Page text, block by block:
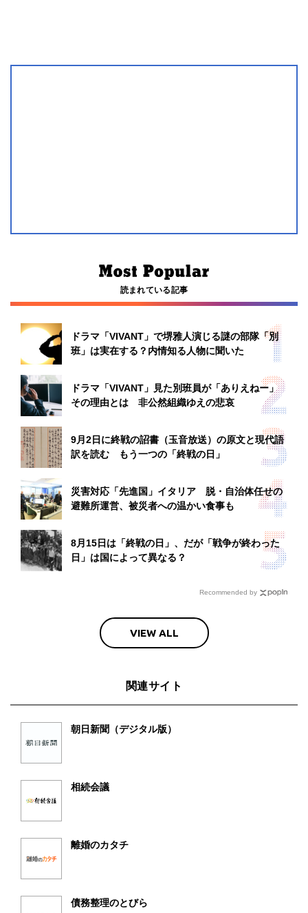
読まれている記事
ドラマ「VIVANT」で堺雅人演じる謎の部隊「別
班」は実在する？内情知る人物に聞いた
ドラマ「VIVANT」見た別班員が「ありえねー」
その理由とは 非公然組織ゆえの悲哀
9月2日に終戦の詔書（玉音放送）の原文と現代語
訳を読む もう一つの「終戦の日」
災害対応「先進国」イタリア 脱・自治体任せの
避難所運営、被災者への温かい食事も
8月15日は「終戦の日」、だが「戦争が終わった
日」は国によって異なる？
Recommended by
VIEW ALL
関連サイト
朝日新聞（デジタル版）
相続会議
離婚のカタチ
債務整理のとびら